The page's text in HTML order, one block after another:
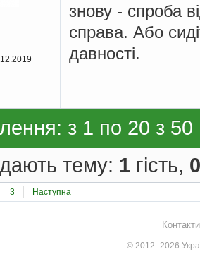
знову - спроба
справа. Або
давності.
з 1 по 20 з 50
тему: 1 гість, 0
3 Наступна
© 2012–2026